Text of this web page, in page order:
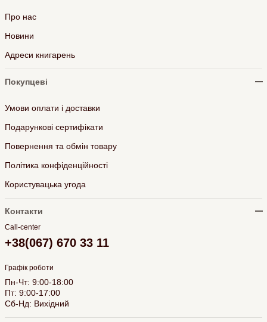
Про нас
Новини
Адреси книгарень
Покупцеві
Умови оплати і доставки
Подарункові сертифікати
Повернення та обмін товару
Політика конфіденційності
Користувацька угода
Контакти
Call-center
+38(067) 670 33 11
Графік роботи
Пн-Чт: 9:00-18:00
Пт: 9:00-17:00
Сб-Нд: Вихідний